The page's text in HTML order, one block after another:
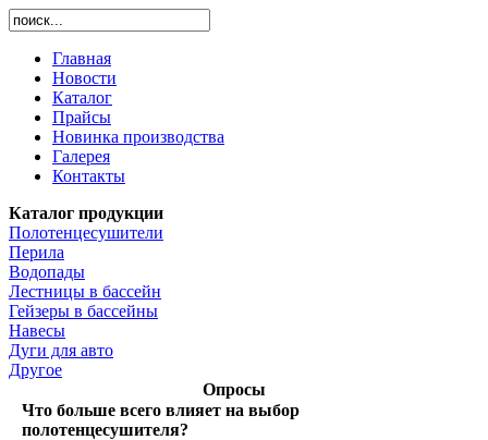
Главная
Новости
Каталог
Прайсы
Новинка производства
Галерея
Контакты
Каталог продукции
Полотенцесушители
Перила
Водопады
Лестницы в бассейн
Гейзеры в бассейны
Навесы
Дуги для авто
Другое
Опросы
Что больше всего влияет на выбор
полотенцесушителя?